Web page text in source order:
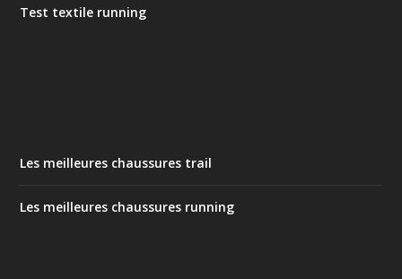
Test textile running
Les meilleures chaussures trail
Les meilleures chaussures running